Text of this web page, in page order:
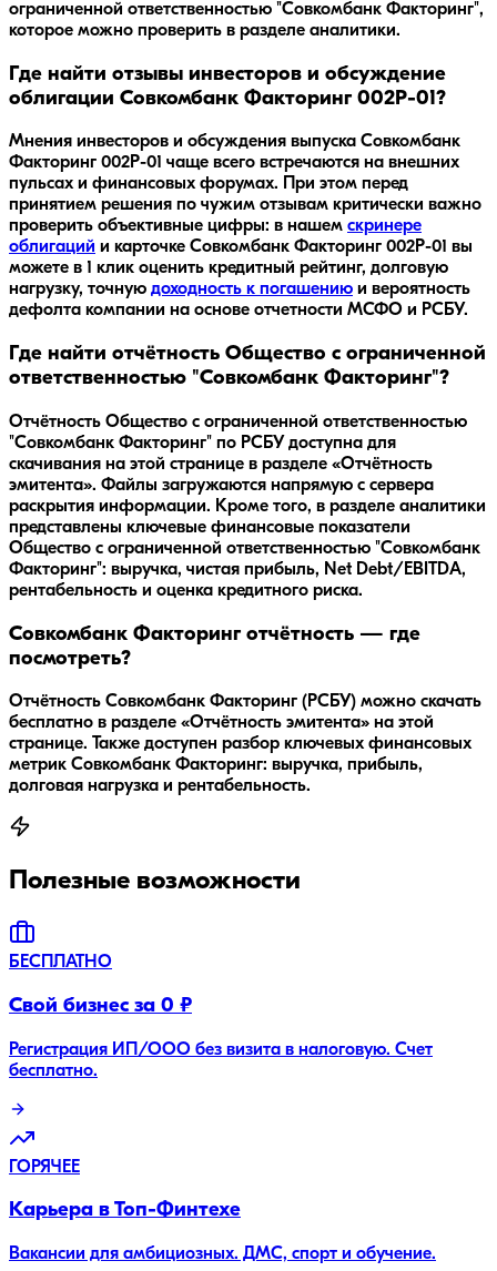
ограниченной ответственностью "Совкомбанк Факторинг",
которое можно проверить в разделе аналитики.
Где найти отзывы инвесторов и обсуждение
облигации Совкомбанк Факторинг 002P-01?
Мнения инвесторов и обсуждения выпуска Совкомбанк
Факторинг 002P-01 чаще всего встречаются на внешних
пульсах и финансовых форумах. При этом перед
принятием решения по чужим отзывам критически важно
проверить объективные цифры: в нашем скринере
облигаций и карточке Совкомбанк Факторинг 002P-01 вы
можете в 1 клик оценить кредитный рейтинг, долговую
нагрузку, точную доходность к погашению и вероятность
дефолта компании на основе отчетности МСФО и РСБУ.
Где найти отчётность Общество с ограниченной
ответственностью "Совкомбанк Факторинг"?
Отчётность Общество с ограниченной ответственностью
"Совкомбанк Факторинг" по РСБУ доступна для
скачивания на этой странице в разделе «Отчётность
эмитента». Файлы загружаются напрямую с сервера
раскрытия информации. Кроме того, в разделе аналитики
представлены ключевые финансовые показатели
Общество с ограниченной ответственностью "Совкомбанк
Факторинг": выручка, чистая прибыль, Net Debt/EBITDA,
рентабельность и оценка кредитного риска.
Совкомбанк Факторинг отчётность — где
посмотреть?
Отчётность Совкомбанк Факторинг (РСБУ) можно скачать
бесплатно в разделе «Отчётность эмитента» на этой
странице. Также доступен разбор ключевых финансовых
метрик Совкомбанк Факторинг: выручка, прибыль,
долговая нагрузка и рентабельность.
Полезные возможности
БЕСПЛАТНО
Свой бизнес за 0 ₽
Регистрация ИП/ООО без визита в налоговую. Счет
бесплатно.
ГОРЯЧЕЕ
Карьера в Топ-Финтехе
Вакансии для амбициозных. ДМС, спорт и обучение.